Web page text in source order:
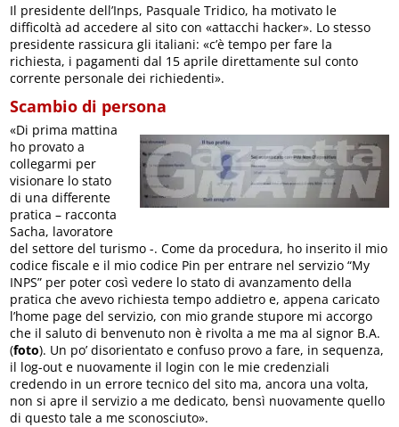
Il presidente dell’Inps, Pasquale Tridico, ha motivato le
difficoltà ad accedere al sito con «attacchi hacker». Lo stesso
presidente rassicura gli italiani: «c’è tempo per fare la
richiesta, i pagamenti dal 15 aprile direttamente sul conto
corrente personale dei richiedenti».
Scambio di persona
«Di prima mattina
ho provato a
collegarmi per
visionare lo stato
di una differente
pratica – racconta
Sacha, lavoratore
del settore del turismo -. Come da procedura, ho inserito il mio
codice fiscale e il mio codice Pin per entrare nel servizio “My
INPS” per poter così vedere lo stato di avanzamento della
pratica che avevo richiesta tempo addietro e, appena caricato
l’home page del servizio, con mio grande stupore mi accorgo
che il saluto di benvenuto non è rivolta a me ma al signor B.A.
(foto). Un po’ disorientato e confuso provo a fare, in sequenza,
il log-out e nuovamente il login con le mie credenziali
credendo in un errore tecnico del sito ma, ancora una volta,
non si apre il servizio a me dedicato, bensì nuovamente quello
di questo tale a me sconosciuto».